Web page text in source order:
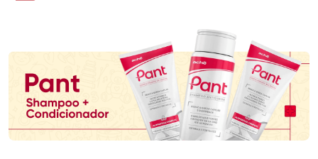
Promoção em Destaque